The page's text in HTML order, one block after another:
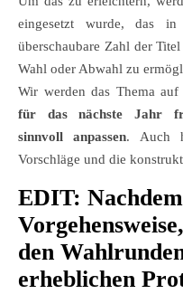
eingesetzt wurde, das
überschaubare Zahl der
Wahl oder Abwahl zu
Wir werden das Thema
für das nächste Jahr
sinnvoll anpassen. Auch
Vorschläge und die
EDIT:
den
erheblichen